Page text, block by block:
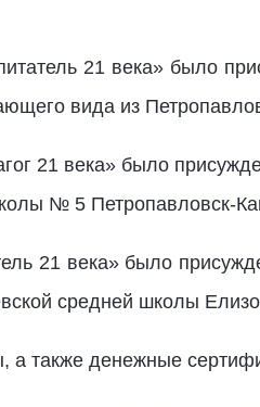
21 века» было
вида из
21 века» было
№ 5 Петропавловск-
21 века» было
средней школы
также денежные